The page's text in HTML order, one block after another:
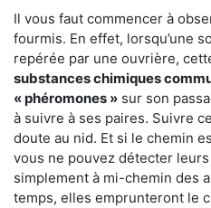
Il vous faut commencer à
fourmis. En effet, lorsqu’une
repérée par une ouvrière,
substances chimiques
« phéromones » sur son
à suivre à ses paires. Suivre
doute au nid. Et si le chemin
vous ne pouvez détecter
simplement à mi-chemin des
temps, elles emprunteront le